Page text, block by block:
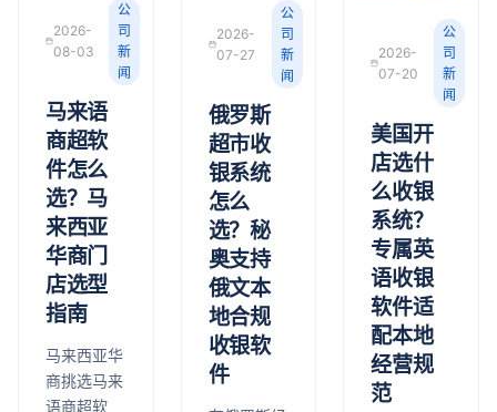
2026-
08-03
公
司
新
闻
马来语
商超软
件怎么
选？马
来西亚
华商门
店选型
指南
马来西亚华
商挑选马来
语商超软
2026-
07-27
公
司
新
闻
俄罗斯
超市收
银系统
怎么
选？秘
奥支持
俄文本
地合规
收银软
件
2026-
07-20
公
司
新
闻
美国开
店选什
么收银
系统？
专属英
语收银
软件适
配本地
经营规
范